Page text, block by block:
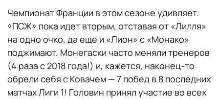
Чемпионат Франции в этом сезоне удивляет.
«ПСЖ» пока идет вторым, отставая от «Лилля»
на одно очко, да еще и «Лион» с «Монако»
поджимают. Монегаски часто меняли тренеров
(4 раза с 2018 года!) и, кажется, наконец-то
обрели себя с Ковачем — 7 побед в 8 последних
матчах Лиги 1! Головин принял участие во всех